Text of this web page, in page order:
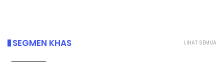
LIHAT SEMUA
SEGMEN KHAS